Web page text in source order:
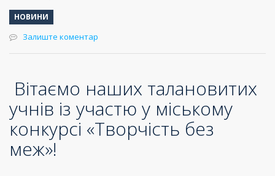
НОВИНИ
Залиште коментар
Вітаємо наших талановитих
учнів із участю у міському
конкурсі «Творчість без
меж»!